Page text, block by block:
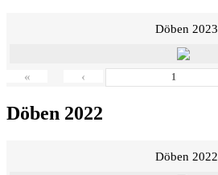
Döben 2023
« ‹
Döben 2022
Döben 2022